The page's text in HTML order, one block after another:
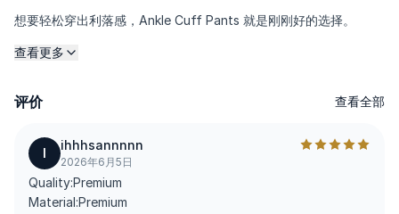
想要轻松穿出利落感，Ankle Cuff Pants 就是刚刚好的选择。
速干，而且无需费心打理也能保持整洁有型。
性。你可以根据穿搭风格自由调节版型——收紧一点更显利落，放
松一点则更有随性感。
现代 ankle 长度剪裁让腿部线条看起来更修长，配合工整细致的缝
线结构，帮助裤型一整天都保持稳定。无论从早到晚穿着，都舒适
查看更多
评价 查看全部
I
ihhhsannnnn
2026年6月5日
Quality:Premium
Material:Premium